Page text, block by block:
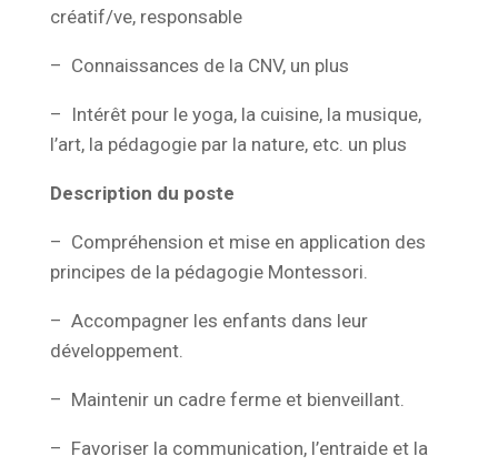
créatif/ve, responsable
– Connaissances de la CNV, un plus
– Intérêt pour le yoga, la cuisine, la musique,
l’art, la pédagogie par la nature, etc. un plus
Description du poste
– Compréhension et mise en application des
principes de la pédagogie Montessori.
– Accompagner les enfants dans leur
développement.
– Maintenir un cadre ferme et bienveillant.
– Favoriser la communication, l’entraide et la